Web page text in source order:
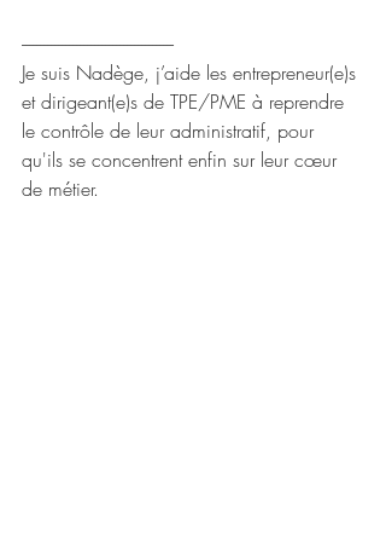
------------------------------------------
Je suis Nadège, j’aide les entrepreneur(e)s
et dirigeant(e)s de TPE/PME à reprendre
le contrôle de leur administratif, pour
qu'ils se concentrent enfin sur leur cœur
de métier.